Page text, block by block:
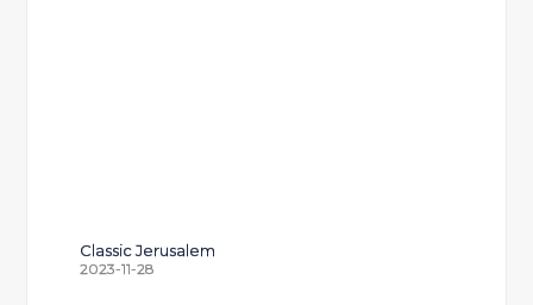
Classic Jerusalem
2023-11-28